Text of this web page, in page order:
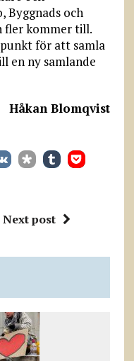
Byggnads och
fler kommer till.
för att samla
en ny samlande
Håkan Blomqvist
Next post